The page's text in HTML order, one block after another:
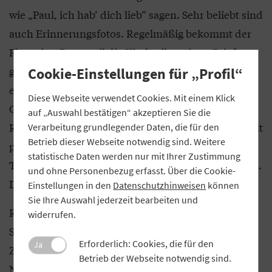
wie „Paul, ich hab‘ dich lieb“ sagen. Sehr beliebt sind
auch Erinnerungsfotos. Regelmäßig bekommt der
Flusspirat Post, weil die Kinder ihm einen Brief
geschrieben oder ein Bild gemalt haben. Darauf
erhalten sie ein Antwortschreiben und ein kleines
Geschenk. Auch die Eltern würden gute
Rückmeldungen zu Paul geben: „Der Pirat vermittelt
positive Botschaften wie Freundschaft und gibt
Tipps zum richtigen Zähneputzen oder zum Sparen.
Das finden die Eltern klasse“, betont Negretti.
Rund 20 Prozent der jungen Kunden, die seit dem
Start von Flusspirat Paul im Oktober 2020 ein „VR-
Zahnpirat“-Konto eröffnet haben, zählen zu den
Neukunden. Weder sie noch ihre Eltern hatten
Cookie-Einstellungen für „Profil“
Diese Webseite verwendet Cookies. Mit einem Klick
auf „Auswahl bestätigen“ akzeptieren Sie die
Verarbeitung grundlegender Daten, die für den
Betrieb dieser Webseite notwendig sind. Weitere
statistische Daten werden nur mit Ihrer Zustimmung
und ohne Personenbezug erfasst. Über die Cookie-
Einstellungen in den Datenschutzhinweisen können
Sie Ihre Auswahl jederzeit bearbeiten und
widerrufen.
Ja
Erforderlich: Cookies, die für den
Betrieb der Webseite notwendig sind.